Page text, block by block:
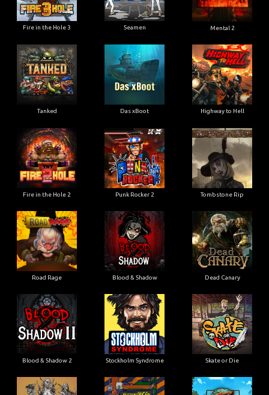
Fire in the Hole 3 Seamen Mental 2
Tanked Das xBoot Highway to Hell
Fire in the Hole 2 Punk Rocker 2 Tombstone Rip
Road Rage Blood & Shadow Dead Canary
Blood & Shadow 2 Stockholm Syndrome Skate or Die